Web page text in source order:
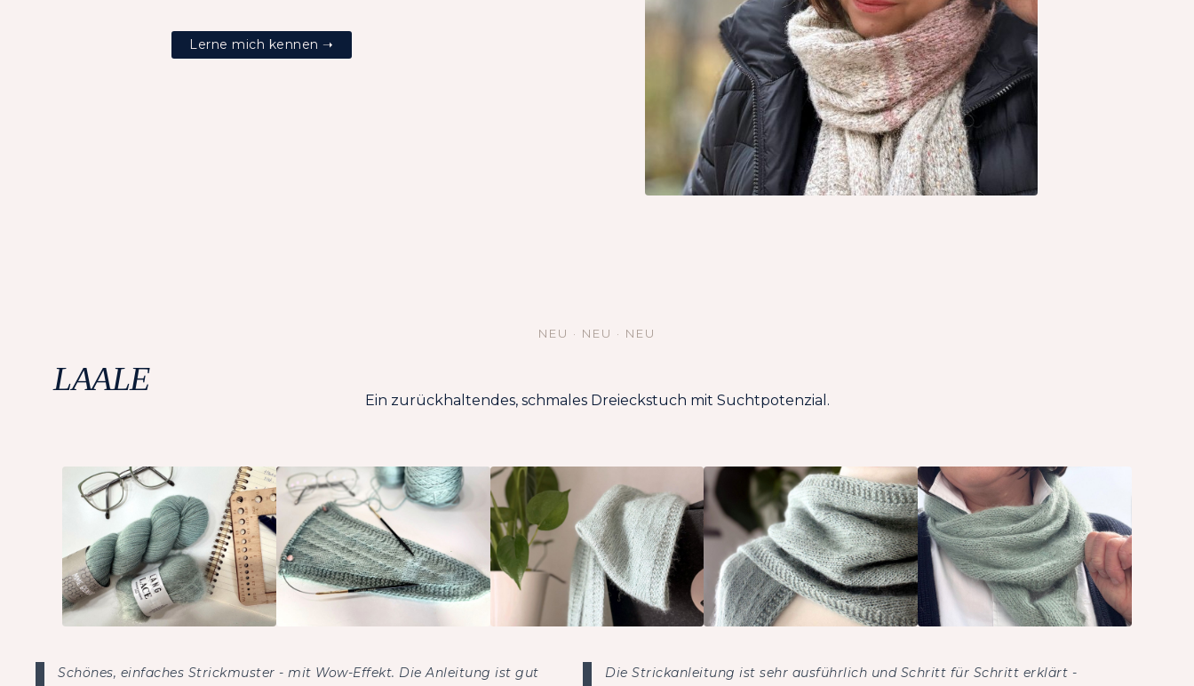
Lerne mich kennen ➝
NEU · NEU · NEU
LAALE
Ein zurückhaltendes, schmales Dreieckstuch mit Suchtpotenzial.
Schönes, einfaches Strickmuster - mit Wow-Effekt. Die Anleitung ist gut
Die Strickanleitung ist sehr ausführlich und Schritt für Schritt erklärt -